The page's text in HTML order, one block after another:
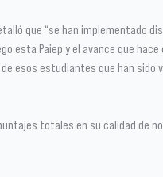
que “se han implementado
esta Paiep y el avance que
esos estudiantes que han sido
totales en su calidad de